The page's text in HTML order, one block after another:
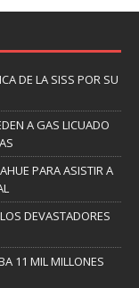
DE LA SISS POR SU
A GAS LICUADO
PARA ASISTIR A
DEVASTADORES
11 MIL MILLONES